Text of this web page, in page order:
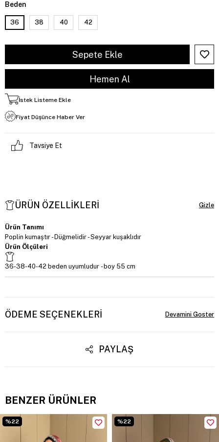
Beden
36 38 40 42
İstek Listeme Ekle
Fiyat Düşünce Haber Ver
Tavsiye Et
ÜRÜN ÖZELLIKLERI
Ürün Tanımı
Poplin kumaştır - Düğmelidir - Seyyar kuşaklıdır
Ürün Ölçüleri
36-38-40-42 beden uyumludur - boy 55 cm
ÖDEME SEÇENEKLERI
PAYLAŞ
BENZER ÜRÜNLER
%22 %22